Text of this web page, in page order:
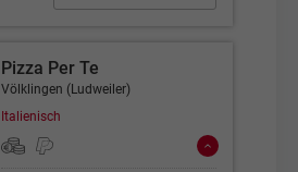
Pizza Per Te
Völklingen (Ludweiler)
Italienisch